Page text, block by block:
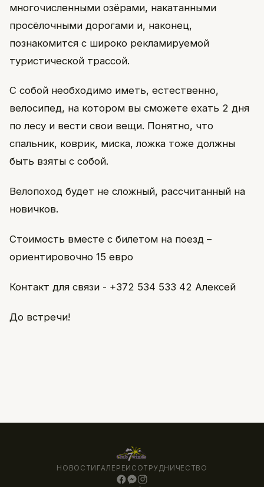
многочисленными озёрами, накатанными
просёлочными дорогами и, наконец,
познакомится с широко рекламируемой
туристической трассой.
С собой необходимо иметь, естественно,
велосипед, на котором вы сможете ехать 2 дня
по лесу и вести свои вещи. Понятно, что
спальник, коврик, миска, ложка тоже должны
быть взяты с собой.
Велопоход будет не сложный, рассчитанный на
новичков.
Стоимость вместе с билетом на поезд –
ориентировочно 15 евро
Контакт для связи - +372 534 533 42 Алексей
До встречи!
НОВОСТИ ГАЛЕРЕИ СОТРУДНИЧЕСТВО